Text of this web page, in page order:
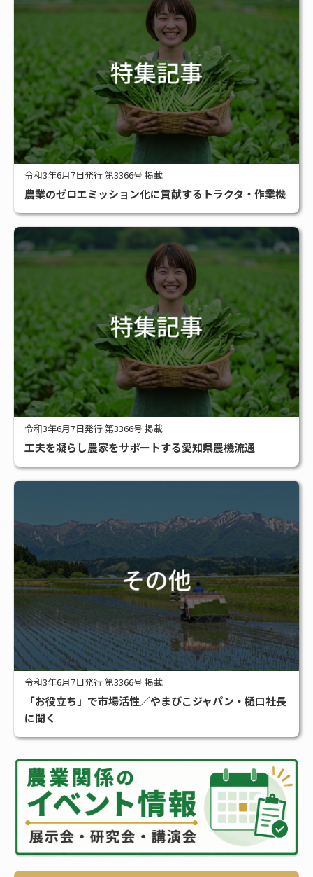
令和3年6月7日発行 第3366号 掲載
農業のゼロエミッション化に貢献するトラクタ・作業機
令和3年6月7日発行 第3366号 掲載
工夫を凝らし農家をサポートする愛知県農機流通
令和3年6月7日発行 第3366号 掲載
「お役立ち」で市場活性／やまびこジャパン・樋口社長
に聞く